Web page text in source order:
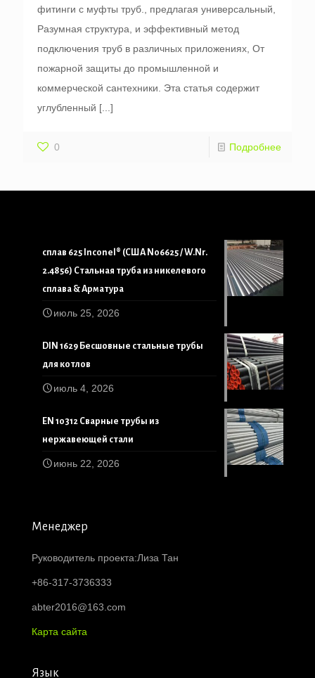
фитинги с муфты труб., предлагая универсальный,
Разумная структура, и эффективный метод
подключения труб в различных приложениях, От
пожарной защиты до промышленной и
коммерческой сантехники. Эта статья содержит
углубленный [...]
0 Подробнее
сплав 625 Inconel® (США N06625 / W.Nr.
2.4856) Стальная труба из никелевого
сплава & Арматура
июль 25, 2026
DIN 1629 Бесшовные стальные трубы
для котлов
июль 4, 2026
EN 10312 Сварные трубы из
нержавеющей стали
июнь 22, 2026
Менеджер
Руководитель проекта:Лиза Тан
+86-317-3736333
abter2016@163.com
Карта сайта
Язык